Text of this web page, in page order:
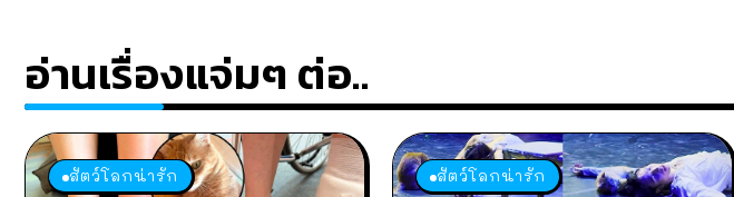
อ่านเรื่องแจ่มๆ ต่อ..
สัตว์โลกน่ารัก สัตว์โลกน่ารัก